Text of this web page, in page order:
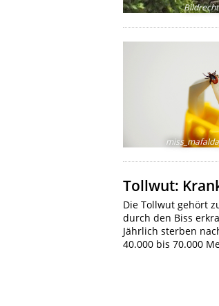
Tollwut:
Die Tollwut gehört
durch den Biss
Jährlich sterben
40.000 bis 70.000